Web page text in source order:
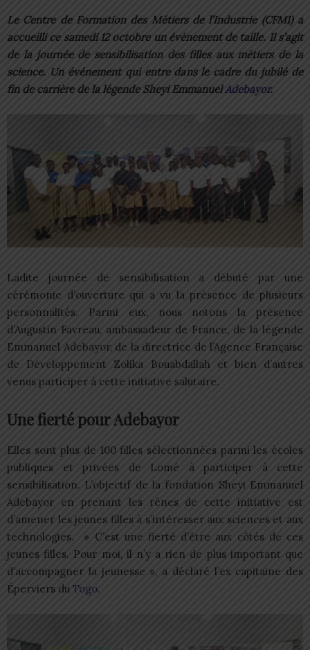
Le Centre de Formation des Métiers de l’Industrie (CFMI) a
accueilli ce samedi 12 octobre un événement de taille. Il s’agit
de la journée de sensibilisation des filles aux métiers de la
science. Un événement qui entre dans le cadre du jubilé de
fin de carrière de la légende Sheyi EmmanuelAdebayor.
Ladite journée de sensibilisation a débuté par une
cérémonie d’ouverture qui a vu la présence de plusieurs
personnalités. Parmi eux, nous notons la présence
d’Augustin Favreau, ambassadeur de France, de la légende
Emmanuel Adebayor, de la directrice de l’Agence Française
de Développement Zolika Bouabdallah et bien d’autres
venus participer à cette initiative salutaire.
Une fierté pour Adebayor
Elles sont plus de 100 filles sélectionnées parmi les écoles
publiques et privées de Lomé à participer à cette
sensibilisation. L’objectif de la fondation Sheyi Emmanuel
Adebayor en prenant les rênes de cette initiative est
d’amener les jeunes filles à s’intéresser aux sciences et aux
technologies. » C’est une fierté d’être aux côtés de ces
jeunes filles. Pour moi, il n’y a rien de plus important que
d’accompagner la jeunesse », a déclaré l’ex capitaine des
Éperviers du Togo.